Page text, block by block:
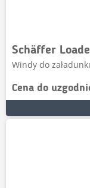
Schäffer
Windy do
Cena do